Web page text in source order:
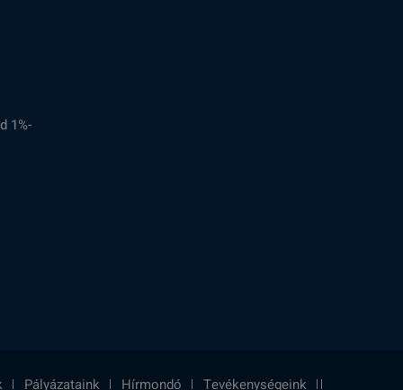
1%-
Pályázataink Hírmondó Tevékenységeink